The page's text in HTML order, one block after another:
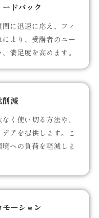
ドバック
に迅速に応え、フィ
より、受講者のニー
満足度を高めます。
削減
く使い切る方法や、
アを提供します。こ
への負荷を軽減しま
ーション